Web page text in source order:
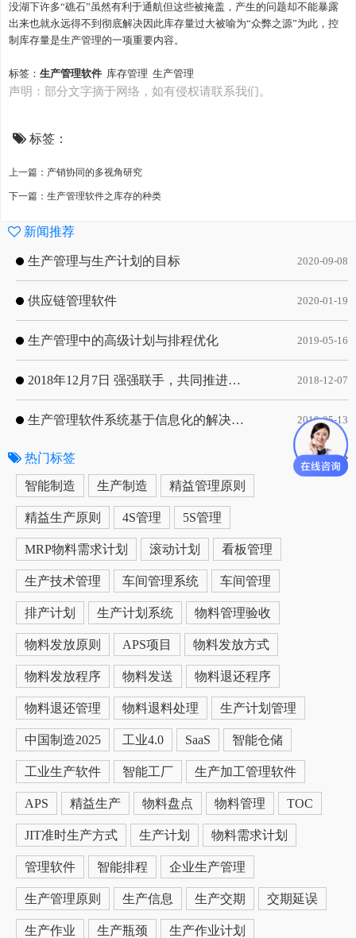
没湖下许多“礁石”虽然有利于通航但这些被掩盖 ，产生的问题却不能暴露
出来也就永远得不到彻底解决因此库存量过大被喻为“众弊之源”为此，控
制库存量是生产管理的一项重要内容。
标签： 生产管理软件 库存管理 生产管理
声明：部分文字摘于网络，如有侵权请联系我们。
标签：
上一篇：产销协同的多视角研究
下一篇：生产管理软件之库存的种类
新闻推荐
生产管理与生产计划的目标 2020-09-08
供应链管理软件 2020-01-19
生产管理中的高级计划与排程优化 2019-05-16
2018年12月7日 强强联手，共同推进电子器件领域APS应用典范 风华高科生产自动化工业互联网应用项目-APS项目启动会 2018-12-07
生产管理软件系统基于信息化的解决方案 2019-05-13
热门标签 更多
智能制造 生产制造 精益管理原则
精益生产原则 4S管理 5S管理
MRP物料需求计划 滚动计划 看板管理
生产技术管理 车间管理系统 车间管理
排产计划 生产计划系统 物料管理验收
物料发放原则 APS项目 物料发放方式
物料发放程序 物料发送 物料退还程序
物料退还管理 物料退料处理 生产计划管理
中国制造2025 工业4.0 SaaS 智能仓储
工业生产软件 智能工厂 生产加工管理软件
APS 精益生产 物料盘点 物料管理 TOC
JIT准时生产方式 生产计划 物料需求计划
管理软件 智能排程 企业生产管理
生产管理原则 生产信息 生产交期 交期延误
生产作业 生产瓶颈 生产作业计划